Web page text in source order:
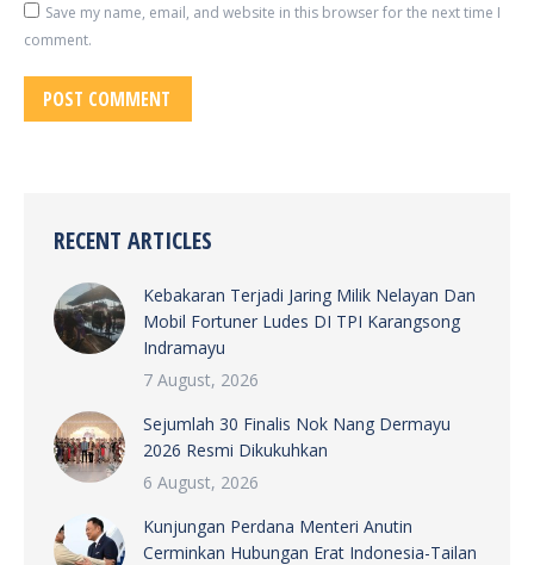
Save my name, email, and website in this browser for the next time I
comment.
POST COMMENT
RECENT ARTICLES
Kebakaran Terjadi Jaring Milik Nelayan Dan
Mobil Fortuner Ludes DI TPI Karangsong
Indramayu
7 August, 2026
Sejumlah 30 Finalis Nok Nang Dermayu
2026 Resmi Dikukuhkan
6 August, 2026
Kunjungan Perdana Menteri Anutin
Cerminkan Hubungan Erat Indonesia-Tailan